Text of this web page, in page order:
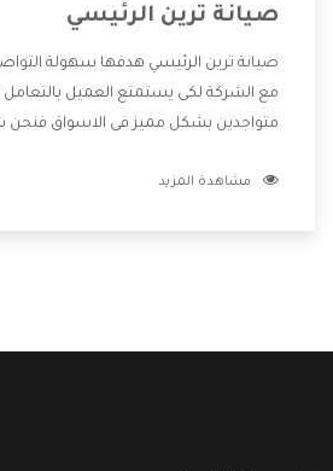
صيانة ترين الرئيسي
صيانة ترين الرئيسي هدفها سهولة
مع الشركة لكى يستمتع العميل بالتعامل
متواجدين بشكل مميز فى الاسواق فنحن
الشركة بها والتى تكون منها خدمة
مشاهدة المزيد